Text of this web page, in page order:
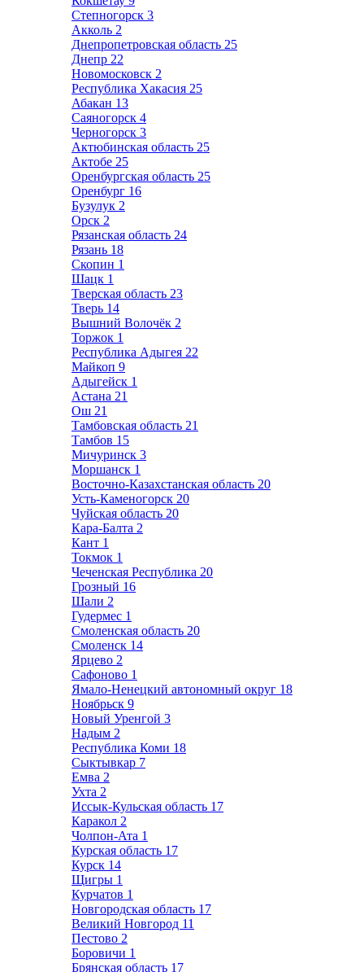
Степногорск 3
Акколь 2
Днепропетровская область 25
Днепр 22
Новомосковск 2
Республика Хакасия 25
Абакан 13
Саяногорск 4
Черногорск 3
Актюбинская область 25
Актобе 25
Оренбургская область 25
Оренбург 16
Бузулук 2
Орск 2
Рязанская область 24
Рязань 18
Скопин 1
Шацк 1
Тверская область 23
Тверь 14
Вышний Волочёк 2
Торжок 1
Республика Адыгея 22
Майкоп 9
Адыгейск 1
Астана 21
Ош 21
Тамбовская область 21
Тамбов 15
Мичуринск 3
Моршанск 1
Восточно-Казахстанская область 20
Усть-Каменогорск 20
Чуйская область 20
Кара-Балта 2
Кант 1
Токмок 1
Чеченская Республика 20
Грозный 16
Шали 2
Гудермес 1
Смоленская область 20
Смоленск 14
Ярцево 2
Сафоново 1
Ямало-Ненецкий автономный округ 18
Ноябрьск 9
Новый Уренгой 3
Надым 2
Республика Коми 18
Сыктывкар 7
Емва 2
Ухта 2
Иссык-Кульская область 17
Каракол 2
Чолпон-Ата 1
Курская область 17
Курск 14
Щигры 1
Курчатов 1
Новгородская область 17
Великий Новгород 11
Пестово 2
Боровичи 1
Брянская область 17